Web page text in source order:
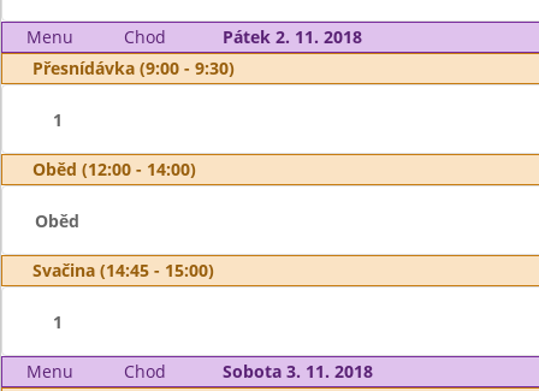
Menu Chod
Pátek 2. 11. 2018
Přesnídávka (9:00 - 9:30)
1
Oběd (12:00 - 14:00)
Oběd
Svačina (14:45 - 15:00)
1
Menu Chod
Sobota 3. 11. 2018